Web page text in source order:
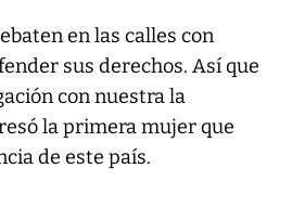
en las calles con
sus derechos. Así que
con nuestra la
la primera mujer que
de este país.